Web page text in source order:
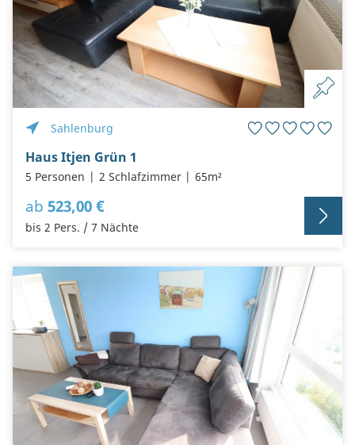
Sahlenburg
Haus Itjen Grün 1
5 Personen 2 Schlafzimmer 65m²
ab 523,00 €
bis 2 Pers. / 7 Nächte